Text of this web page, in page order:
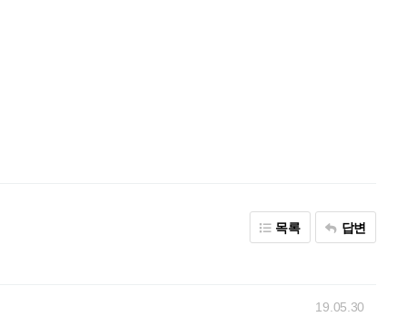
목록 답변
19.05.30